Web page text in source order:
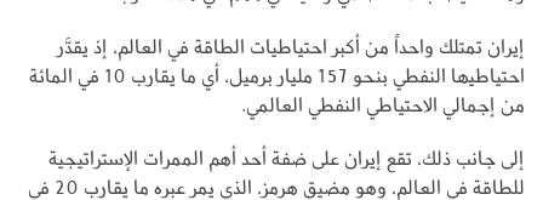
إيران تمتلك واحداً من أكبر احتياطيات الطاقة في العالم، إذ يقدَّر
احتياطيها النفطي بنحو 157 مليار برميل، أي ما يقارب 10 في المائة
من إجمالي الاحتياطي النفطي العالمي.
إلى جانب ذلك، تقع إيران على ضفة أحد أهم الممرات الإستراتيجية
للطاقة في العالم، وهو مضيق هرمز، الذي يمر عبره ما يقارب 20 في